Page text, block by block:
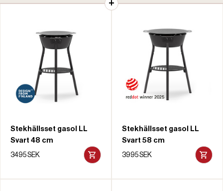
Stekhällsset gasol LL
Svart 48 cm
3495 SEK
Stekhällsset gasol LL
Svart 58 cm
3995 SEK